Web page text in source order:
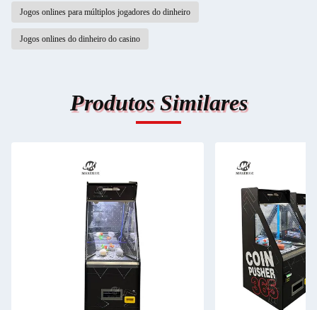
Jogos onlines para múltiplos jogadores do dinheiro
Jogos onlines do dinheiro do casino
Produtos Similares